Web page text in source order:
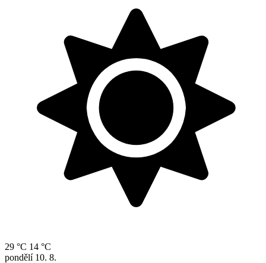
29 °C 14 °C
pondělí 10. 8.